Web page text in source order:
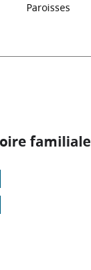
Paroisses
familiale